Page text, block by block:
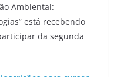
Ambiental:
está recebendo
da segunda